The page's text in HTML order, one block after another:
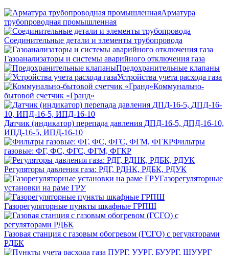
Арматура
трубопроводная промышленная
Соединительные детали и элементы трубопровода
Газоанализаторы и системы аварийного отключения газа
Предохранительные клапаны
Устройства учета расхода газа
Коммунально-
бытовой счетчик «Гранд»
Датчик (индикатор) перепада давления ДПД-16-5, ДПД-16-10,
ИПД-16-5, ИПД-16-10
Фильтры
газовые: ФГ, ФС, ФГС, ФГМ, ФГКР
Регуляторы давления газа: РДГ, РДНК, РДБК, РДУК
Газорегуляторные
установки на раме ГРУ
Газорегуляторные пункты шкафные ГРПШ
Газовая станция с газовым обогревом (ГСГО) с регуляторами
РДБК